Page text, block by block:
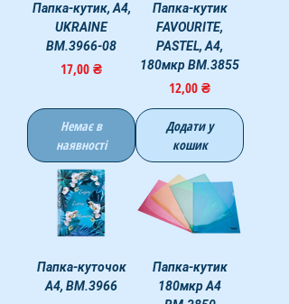
Папка-кутик, А4,
UKRAINE
BM.3966-08
Ціна
17,00 ₴
Немає в
наявності
Папка-кутик
FAVOURITE,
PASTEL, А4,
180мкр BM.3855
Ціна
12,00 ₴
Додати у
кошик
Папка-куточок
А4, BM.3966
Папка-кутик
180мкр А4